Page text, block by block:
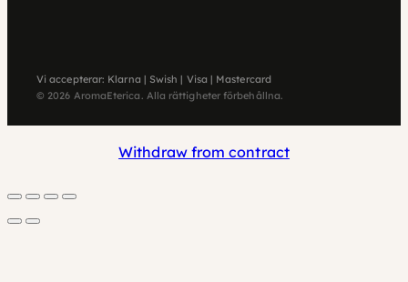
Vi accepterar: Klarna | Swish | Visa | Mastercard
© 2026 AromaEterica. Alla rättigheter förbehållna.
Withdraw from contract